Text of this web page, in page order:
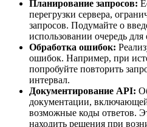
Планирование запросов:
перегрузки сервера,
запросов. Подумайте о
использовании очередь для
Обработка ошибок:
ошибок. Например, при
попробуйте повторить
интервал.
Документирование API:
документации,
возможные коды ответов.
находить решения при